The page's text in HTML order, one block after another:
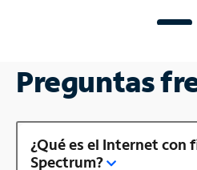
Preguntas
¿Qué es el Internet con
Spectrum?